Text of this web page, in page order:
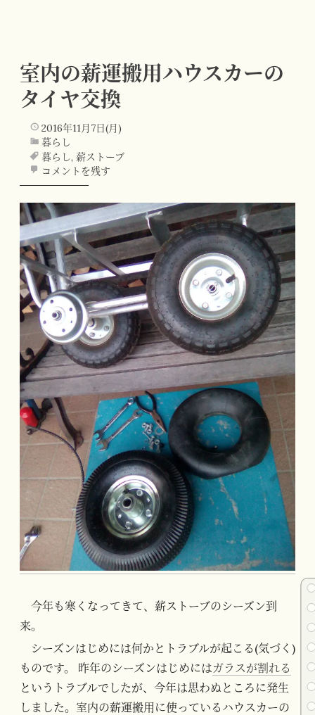
室内の薪運搬用ハウスカーの
タイヤ交換
2016年11月7日(月)
暮らし
暮らし, 薪ストーブ
コメントを残す
今年も寒くなってきて、薪ストーブのシーズン到
来。
シーズンはじめには何かとトラブルが起こる(気づく)
ものです。 昨年のシーズンはじめにはガラスが割れる
というトラブルでしたが、今年は思わぬところに発生
しました。室内の薪運搬用に使っているハウスカーの